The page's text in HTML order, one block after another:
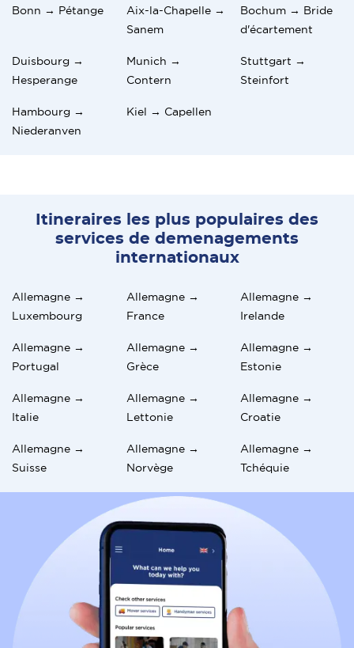
Bonn → Pétange
Aix-la-Chapelle →
Sanem
Bochum → Bride
d'écartement
Duisbourg →
Hesperange
Munich →
Contern
Stuttgart →
Steinfort
Hambourg →
Niederanven
Kiel → Capellen
Itineraires les plus populaires des
services de demenagements
internationaux
Allemagne →
Luxembourg
Allemagne →
France
Allemagne →
Irelande
Allemagne →
Portugal
Allemagne →
Grèce
Allemagne →
Estonie
Allemagne →
Italie
Allemagne →
Lettonie
Allemagne →
Croatie
Allemagne →
Suisse
Allemagne →
Norvège
Allemagne →
Tchéquie